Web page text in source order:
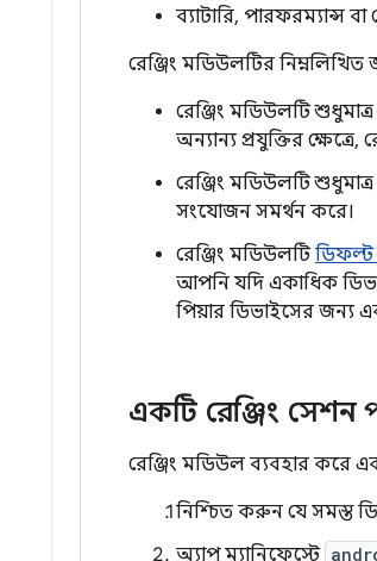
ব্যাটারি, পারফরম্যান্স
রেঞ্জিং মডিউলটির
রেঞ্জিং মডিউলটি
অন্যান্য প্রযুক্তির
রেঞ্জিং মডিউলটি শুধুমাত্র
সংযোজন সমর্থন করে।
রেঞ্জিং মডিউলটি ডিফল্ট
আপনি যদি একাধিক
পিয়ার ডিভাইসের জন্য
একটি রেঞ্জিং সেশন
রেঞ্জিং মডিউল ব্যবহার করে
নিশ্চিত করুন যে সমস্ত
অ্যাপ ম্যানিফেস্টে